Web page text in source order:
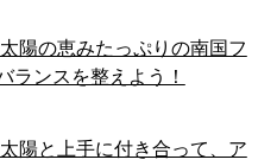
陽の恵みたっぷりの南国フ
ランスを整えよう！
陽と上手に付き合って、ア